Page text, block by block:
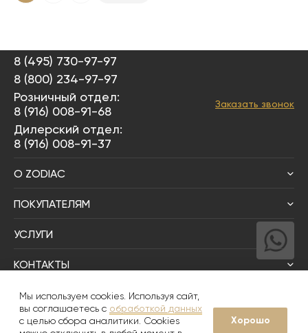
8 (495) 730-97-97
8 (800) 234-97-97
Розничный отдел:
8 (916) 008-91-68
Дилерский отдел:
8 (916) 008-91-37
Заказать звонок
О ZODIAC
ПОКУПАТЕЛЯМ
УСЛУГИ
КОНТАКТЫ
Написать директору
© 2008-2026 Zodiac Интерьер&Керамика
Мы используем cookies. Используя сайт,
вы соглашаетесь с обработкой данных
с целью сбора аналитики. Cookies
Хорошо